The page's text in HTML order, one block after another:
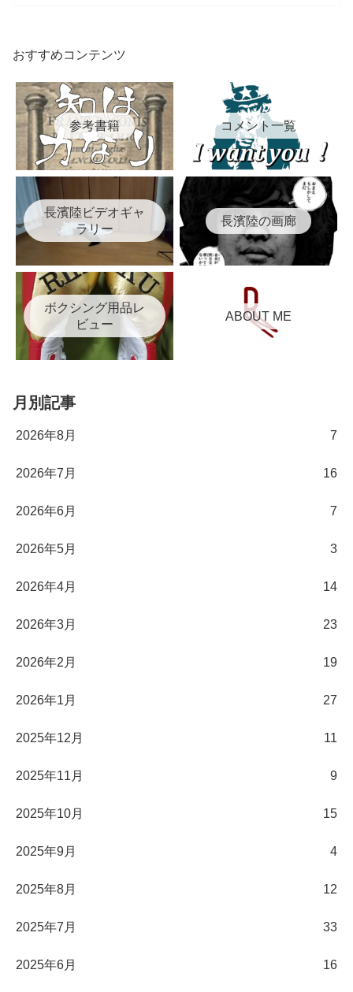
おすすめコンテンツ
参考書籍 コメント一覧
長濱陸ビデオギャ
ラリー
長濱陸の画廊
ボクシング用品レ
ビュー
ABOUT ME
月別記事
2026年8月 7
2026年7月 16
2026年6月 7
2026年5月 3
2026年4月 14
2026年3月 23
2026年2月 19
2026年1月 27
2025年12月 11
2025年11月 9
2025年10月 15
2025年9月 4
2025年8月 12
2025年7月 33
2025年6月 16